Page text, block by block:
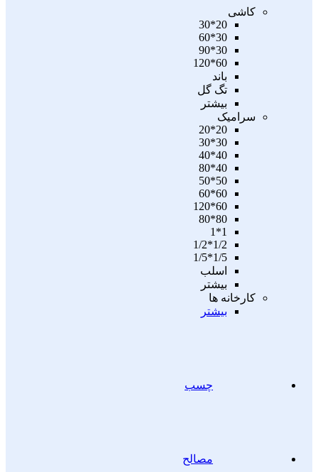
کاشی
20*30
30*60
30*90
60*120
باند
تگ گل
بیشتر
سرامیک
20*20
30*30
40*40
40*80
50*50
60*60
60*120
80*80
1*1
1/2*1/2
1/5*1/5
اسلب
بیشتر
کارخانه ها
بیشتر
چسب
مصالح